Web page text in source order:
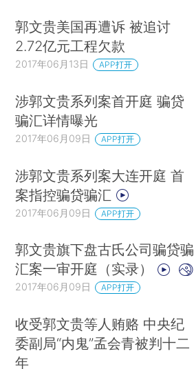
郭文贵美国再遭诉 被追讨
2.72亿元工程欠款
2017年06月13日 APP打开
涉郭文贵系列案首开庭 骗贷
骗汇详情曝光
2017年06月09日 APP打开
涉郭文贵系列案大连开庭 首
案指控骗贷骗汇
2017年06月09日 APP打开
郭文贵旗下盘古氏公司骗贷骗
汇案一审开庭（实录）
2017年06月09日 APP打开
收受郭文贵等人贿赂 中央纪
委副局“内鬼”孟会青被判十二
年